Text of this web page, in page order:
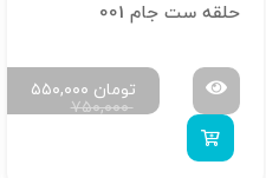
حلقه ست جام 001
۷۵۰,۰۰۰
۵۵۰,۰۰۰ تومان